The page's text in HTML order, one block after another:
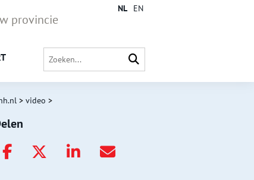
provincie
NL EN
> video >